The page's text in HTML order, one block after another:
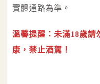
實體通路為準。
溫馨提醒：未滿18歲請
康，禁止酒駕！